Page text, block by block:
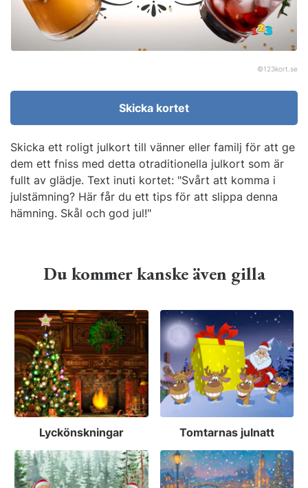
©123kort.se
Skicka kortet
Skicka ett roligt julkort till vänner eller familj för att ge
dem ett fniss med detta otraditionella julkort som är
fullt av glädje. Text inuti kortet: "Svårt att komma i
julstämning? Här får du ett tips för att slippa denna
hämning. Skål och god jul!"
Du kommer kanske även gilla
Lyckönskningar Tomtarnas julnatt